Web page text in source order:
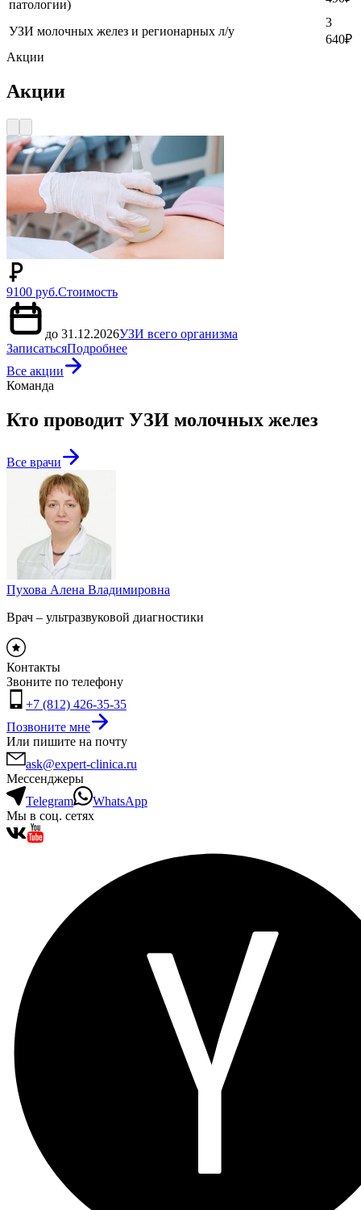
патологии)
УЗИ молочных желез и регионарных л/у
3
640₽
Акции
Акции
9100 руб.Стоимость
до 31.12.2026УЗИ всего организма
ЗаписатьсяПодробнее
Все акции
Команда
Кто проводит УЗИ молочных желез
Все врачи
Пухова Алена Владимировна
Врач – ультразвуковой диагностики
Контакты
Звоните по телефону
+7 (812) 426-35-35
Позвоните мне
Или пишите на почту
ask@expert-clinica.ru
Мессенджеры
Telegram
WhatsApp
Мы в соц. сетях